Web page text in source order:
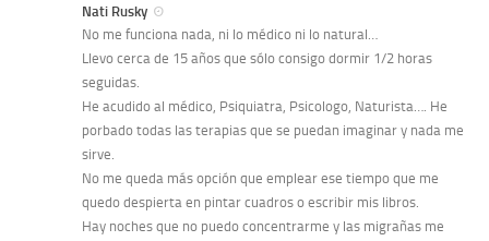
Nati Rusky
No me funciona nada, ni lo médico ni lo natural…
Llevo cerca de 15 años que sólo consigo dormir 1/2 horas
seguidas.
He acudido al médico, Psiquiatra, Psicologo, Naturista…. He
porbado todas las terapias que se puedan imaginar y nada me
sirve.
No me queda más opción que emplear ese tiempo que me
quedo despierta en pintar cuadros o escribir mis libros.
Hay noches que no puedo concentrarme y las migrañas me